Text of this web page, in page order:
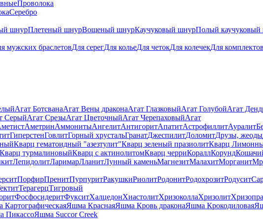
Проволока
Серебро
шнурПлетеный шнурВощеный шнурКаучуковый шнурПолый
мужских браслетовДля серегДля кольеДля четокДля колечекДля
Агат БотсванаАгат Вены драконаАгат ГлазковыйАгат ГолубойАгат
СерыйАгат СрезыАгат ЦветочныйАгат ЧерепаховыйАгат
АметринАммонитыАнгелитАнтигоритАпатитАстрофиллитАуралит
ГиперстенГовлитГорный хрустальГранатДжеспилитДоломитДрузы, жеоды
Кварц гематоидный "азезтулит"Кварц зеленый празиолитКварц
Кварц турмалиновыйКварц с актинолитомКварц черриКораллКорунд
ЛепидолитЛаримарЛланитЛунный каменьМагнезитМалахитМорганит
ПорфирПренитПурпуритРакушкиРиолитРодонитРодохрозитРодусит
ТерагерцТигровый
ФосфосидеритФукситХалцедонХиастолитХризоколлаХризолит
КартографическаяЯшма КраснаяЯшма Кровь драконаЯшма Крокодиловая
ПикассоЯшма Succor Creek